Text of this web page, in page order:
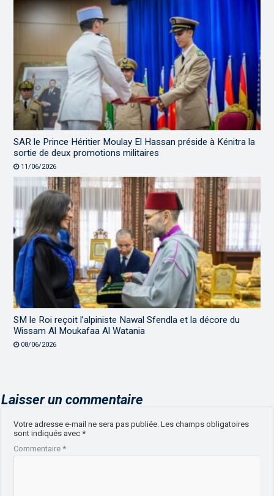
SAR le Prince Héritier Moulay El Hassan préside à Kénitra la
sortie de deux promotions militaires
11/06/2026
SM le Roi reçoit l’alpiniste Nawal Sfendla et la décore du
Wissam Al Moukafaa Al Watania
08/06/2026
Laisser un commentaire
Votre adresse e-mail ne sera pas publiée. Les champs obligatoires
sont indiqués avec*
Commentaire*